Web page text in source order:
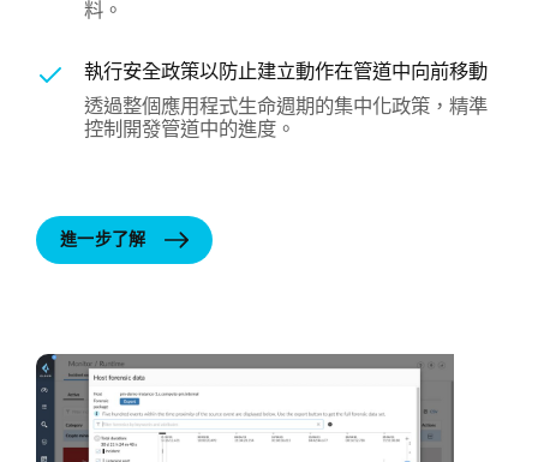
料。
執行安全政策以防止建立動作在管道中向前移動
透過整個應用程式生命週期的集中化政策，精準
控制開發管道中的進度。
進一步了解